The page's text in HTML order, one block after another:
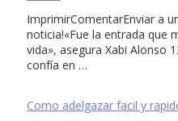
ImprimirComentarEnviar a
noticia!«Fue la entrada que
vida», asegura Xabi Alonso
confía en …
Como adelgazar facil y